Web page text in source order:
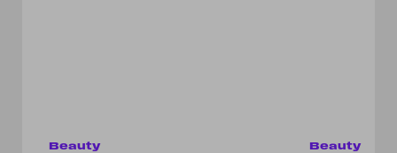
Beauty Beauty